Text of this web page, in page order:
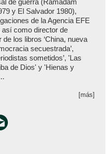
de guerra (Ramadam
y El Salvador 1980),
de la Agencia EFE
como director de
los libros ‘China, nueva
secuestrada’,
sometidos’, 'Las
de Dios' y 'Hienas y
[más]